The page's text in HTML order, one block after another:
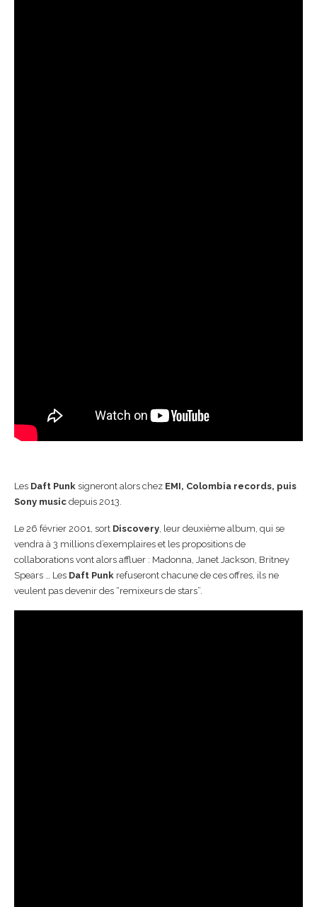
Les Daft Punk signeront alors chez EMI, Colombia records, puis
Sony music depuis 2013.
Le 26 février 2001, sort Discovery , leur deuxième album, qui se
vendra à 3 millions d’exemplaires et les propositions de
collaborations vont alors affluer : Madonna, Janet Jackson, Britney
Spears … Les Daft Punk refuseront chacune de ces offres, ils ne
veulent pas devenir des “remixeurs de stars”.